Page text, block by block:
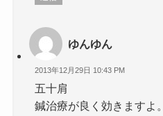
ゆんゆん
2013年12月29日 10:43 PM
五十肩
鍼治療が良く効きますよ。